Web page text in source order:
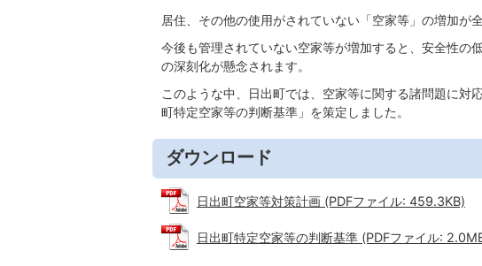
居住、その他の使用がされていない「空家等」の増加が
今後も管理されていない空家等が増加すると、安全性の
の深刻化が懸念されます。
このような中、日出町では、空家等に関する諸問題に対
町特定空家等の判断基準」を策定しました。
ダウンロード
日出町空家等対策計画 (PDFファイル: 459.3KB)
日出町特定空家等の判断基準 (PDFファイル: